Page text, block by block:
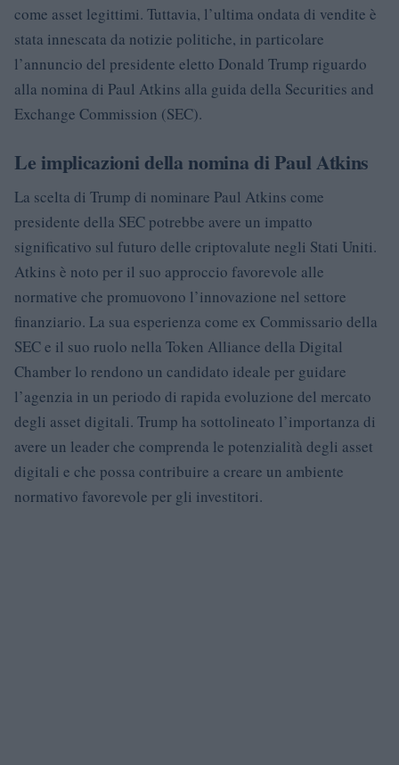
come asset legittimi. Tuttavia, l’ultima ondata di vendite è
stata innescata da notizie politiche, in particolare
l’annuncio del presidente eletto Donald Trump riguardo
alla nomina di Paul Atkins alla guida della Securities and
Exchange Commission (SEC).
Le implicazioni della nomina di Paul Atkins
La scelta di Trump di nominare Paul Atkins come
presidente della SEC potrebbe avere un impatto
significativo sul futuro delle criptovalute negli Stati Uniti.
Atkins è noto per il suo approccio favorevole alle
normative che promuovono l’innovazione nel settore
finanziario. La sua esperienza come ex Commissario della
SEC e il suo ruolo nella Token Alliance della Digital
Chamber lo rendono un candidato ideale per guidare
l’agenzia in un periodo di rapida evoluzione del mercato
degli asset digitali. Trump ha sottolineato l’importanza di
avere un leader che comprenda le potenzialità degli asset
digitali e che possa contribuire a creare un ambiente
normativo favorevole per gli investitori.